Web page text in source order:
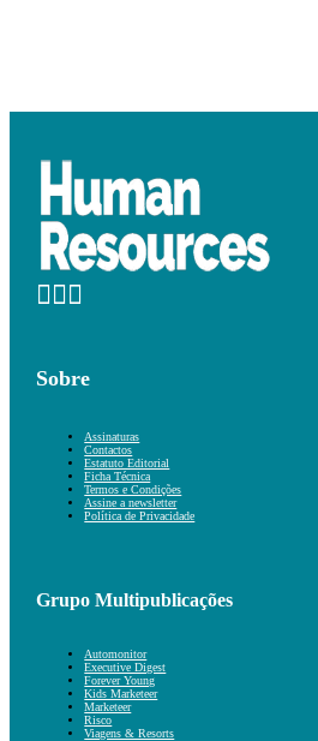
Sobre
Assinaturas
Contactos
Estatuto Editorial
Ficha Técnica
Termos e Condições
Assine a newsletter
Política de Privacidade
Grupo Multipublicações
Automonitor
Executive Digest
Forever Young
Kids Marketeer
Marketeer
Risco
Viagens & Resorts